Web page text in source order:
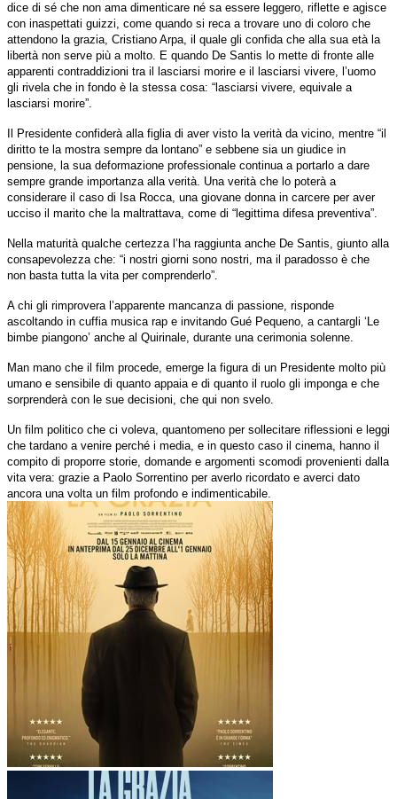
dice di sé che non ama dimenticare né sa essere leggero, riflette e agisce
con inaspettati guizzi, come quando si reca a trovare uno di coloro che
attendono la grazia, Cristiano Arpa, il quale gli confida che alla sua età la
libertà non serve più a molto. E quando De Santis lo mette di fronte alle
apparenti contraddizioni tra il lasciarsi morire e il lasciarsi vivere, l’uomo
gli rivela che in fondo è la stessa cosa: “lasciarsi vivere, equivale a
lasciarsi morire”.
Il Presidente confiderà alla figlia di aver visto la verità da vicino, mentre “il
diritto te la mostra sempre da lontano” e sebbene sia un giudice in
pensione, la sua deformazione professionale continua a portarlo a dare
sempre grande importanza alla verità. Una verità che lo poterà a
considerare il caso di Isa Rocca, una giovane donna in carcere per aver
ucciso il marito che la maltrattava, come di “legittima difesa preventiva”.
Nella maturità qualche certezza l’ha raggiunta anche De Santis, giunto alla
consapevolezza che: “i nostri giorni sono nostri, ma il paradosso è che
non basta tutta la vita per comprenderlo”.
A chi gli rimprovera l’apparente mancanza di passione, risponde
ascoltando in cuffia musica rap e invitando Gué Pequeno, a cantargli ‘Le
bimbe piangono’ anche al Quirinale, durante una cerimonia solenne.
Man mano che il film procede, emerge la figura di un Presidente molto più
umano e sensibile di quanto appaia e di quanto il ruolo gli imponga e che
sorprenderà con le sue decisioni, che qui non svelo.
Un film politico che ci voleva, quantomeno per sollecitare riflessioni e leggi
che tardano a venire perché i media, e in questo caso il cinema, hanno il
compito di proporre storie, domande e argomenti scomodi provenienti dalla
vita vera: grazie a Paolo Sorrentino per averlo ricordato e averci dato
ancora una volta un film profondo e indimenticabile.